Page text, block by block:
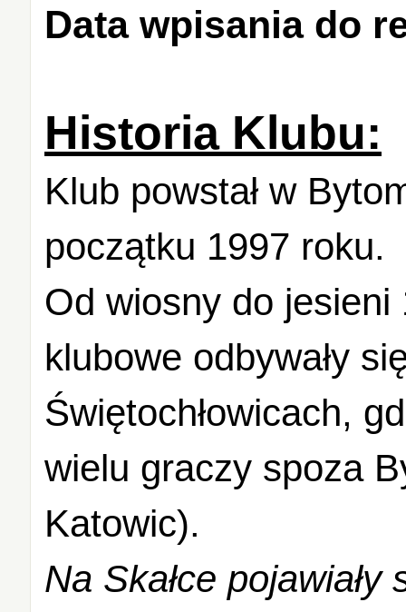
Data wpisania do
Historia Klubu:
Klub powstał w
początku 1997 roku.
Od wiosny do
klubowe odbywały
Świętochłowicach,
wielu graczy spoza
Katowic).
Na Skałce